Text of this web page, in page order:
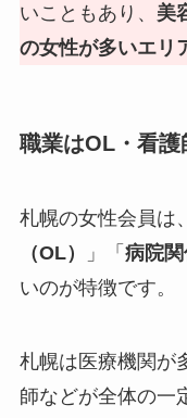
いこともあり、 美
の女性が多いエリ
職業はOL・看護
札幌の女性会員は
（OL）
」「 病院
いのが特徴です。
札幌は医療機関が
師などが全体の一